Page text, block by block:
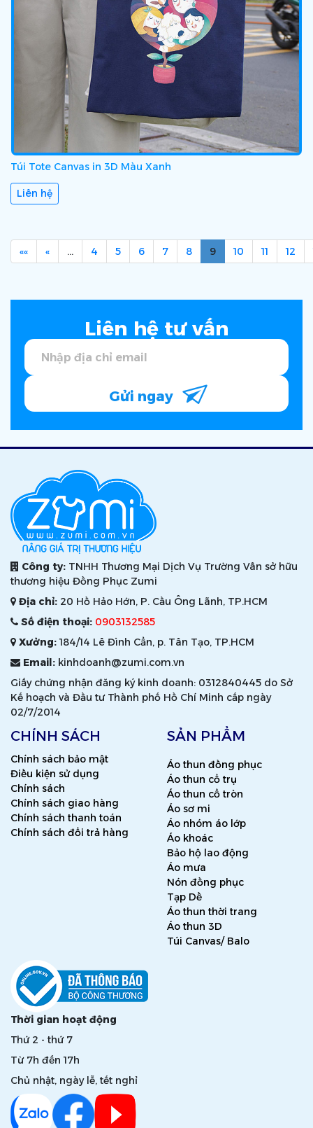
Túi Tote Canvas in 3D Màu Xanh
Liên hệ
«« « … 4 5 6 7 8 9 10 11 12
Liên hệ tư vấn
Gửi ngay
Công ty: TNHH Thương Mại Dịch Vụ Trường Vân sở hữu
thương hiệu Đồng Phục Zumi
Địa chỉ: 20 Hồ Hảo Hớn, P. Cầu Ông Lãnh, TP.HCM
Số điện thoại: 0903132585
Xưởng:184/14 Lê Đình Cẩn, p. Tân Tạo, TP.HCM
Email: kinhdoanh@zumi.com.vn
Giấy chứng nhận đăng ký kinh doanh: 0312840445 do Sở
Kế hoạch và Đầu tư Thành phố Hồ Chí Minh cấp ngày
02/7/2014
CHÍNH SÁCH
Chính sách bảo mật
Điều kiện sử dụng
Chính sách
Chính sách giao hàng
Chính sách thanh toán
Chính sách đổi trả hàng
SẢN PHẨM
Áo thun đồng phục
Áo thun cổ trụ
Áo thun cổ tròn
Áo sơ mi
Áo nhóm áo lớp
Áo khoác
Bảo hộ lao động
Áo mưa
Nón đồng phục
Tạp Dề
Áo thun thời trang
Áo thun 3D
Túi Canvas/ Balo
Thời gian hoạt động
Thứ 2 - thứ 7
Từ 7h đến 17h
Chủ nhật, ngày lễ, tết nghỉ